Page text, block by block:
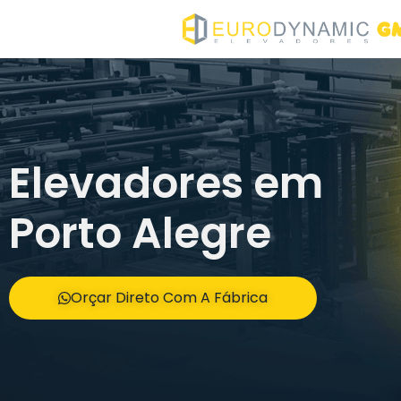
Elevadores em
Porto Alegre
Orçar Direto Com A Fábrica